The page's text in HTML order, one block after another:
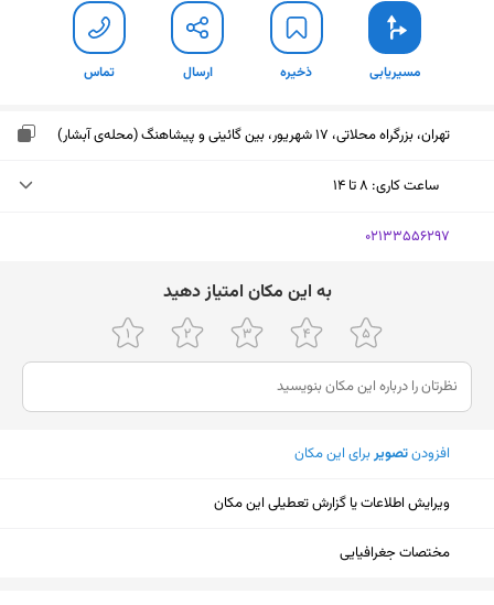
مسیریابی ذخیره ارسال تماس
تهران، بزرگراه محلاتی، 17 شهریور، بین گائینی و پیشاهنگ (محله‌ی آبشار)
ساعت کاری: ۸ تا ۱۴
شنبه (امروز)
سه‌شنبه
۸ تا ۱۴
چهارشنبه
۸ تا ۱۴
پنجشنبه
جمعه
‎02133556297
ﺑﻪ اﯾﻦ ﻣﮑﺎن اﻣﺘﯿﺎز دﻫﯿﺪ
افزودنتصویربرای این مکان
ویرایش اطلاعات یا گزارش تعطیلی این مکان
مختصات جغرافیایی